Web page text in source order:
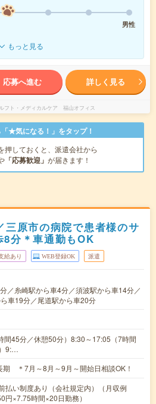
男性
もっと見る
応募へ進む 詳しく見る
フト・メディカルケア 福山オフィス
★気になる！」をタップ！
押しておくと、派遣会社から
「応募歓迎」 が届きます！
三原市の病院で患者様のサ
分＊車通勤もOK
給あり WEB登録OK 派遣
／糸崎駅から車4分／須波駅から車14分／
車19分／尾道駅から車20分
間45分／休憩50分）8:30～17:05（7時間
9:…
期 ＊7月～8月～9月～開始日相談OK！
い制度あり（会社規定内）（月収例
円×7.75時間×20日勤務）